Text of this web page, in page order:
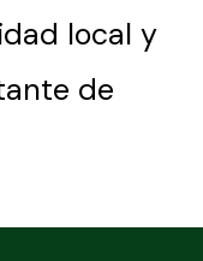
local y
de